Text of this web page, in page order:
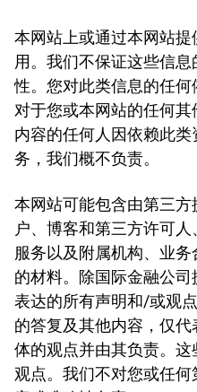
本网站上或通过本网站
用。我们不保证这些信
性。您对此类信息的任何
对于您或本网站的任何
内容的任何人因依赖此
务，我们概不负责。
本网站可能包含由第三
户、博客和第三方许可
服务以及附属机构、业
的材料。除国际金融公
表达的所有声明和/或观
的答复及其他内容，仅
体的观点并由其负责。这
观点。我们不对您或任